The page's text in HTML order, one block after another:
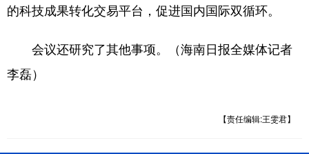
的科技成果转化交易平台，促进国内国际双循环。
会议还研究了其他事项。（海南日报全媒体记者
李磊）
【责任编辑:王雯君】